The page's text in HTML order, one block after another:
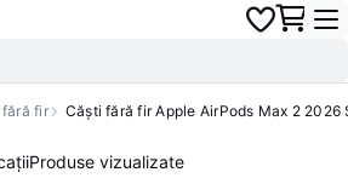
fir Căști fără fir Apple AirPods Max 2 2026
Produse vizualizate